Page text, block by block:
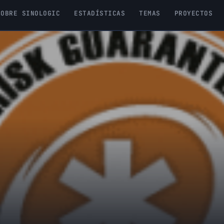
SINOLOGIC ESTADÍSTICAS TEMAS PROYECTOS